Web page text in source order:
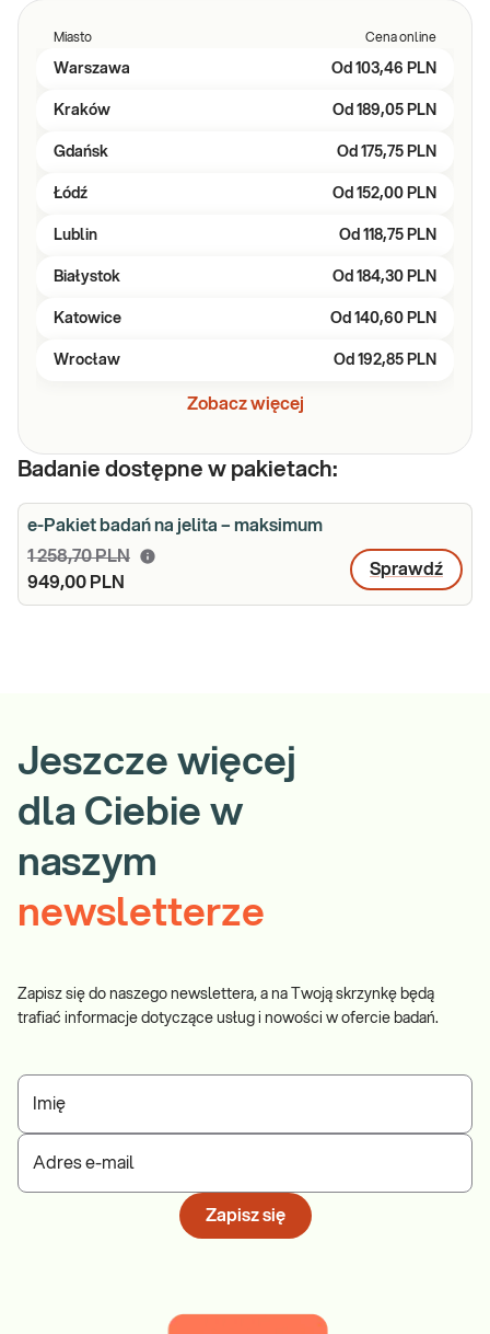
Miasto Cena online
Warszawa Od 103,46 PLN
Kraków Od 189,05 PLN
Gdańsk Od 175,75 PLN
Łódź Od 152,00 PLN
Lublin Od 118,75 PLN
Białystok Od 184,30 PLN
Katowice Od 140,60 PLN
Wrocław Od 192,85 PLN
Zobacz więcej
Badanie dostępne w pakietach:
e-Pakiet badań na jelita – maksimum
1 258,70 PLN
949,00 PLN
Sprawdź
Jeszcze więcej
dla Ciebie w
naszym
newsletterze
Zapisz się do naszego newslettera, a na Twoją skrzynkę będą
trafiać informacje dotyczące usług i nowości w ofercie badań.
Imię
Adres e-mail
Zapisz się